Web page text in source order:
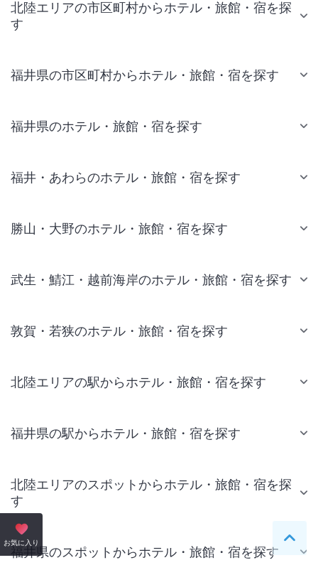
お気に入り ペー
北陸エリアの市区町村からホテル・旅館・宿を探
す
福井県の市区町村からホテル・旅館・宿を探す
福井県のホテル・旅館・宿を探す
福井・あわらのホテル・旅館・宿を探す
勝山・大野のホテル・旅館・宿を探す
武生・鯖江・越前海岸のホテル・旅館・宿を探す
敦賀・若狭のホテル・旅館・宿を探す
北陸エリアの駅からホテル・旅館・宿を探す
福井県の駅からホテル・旅館・宿を探す
北陸エリアのスポットからホテル・旅館・宿を探
す
福井県のスポットからホテル・旅館・宿を探す